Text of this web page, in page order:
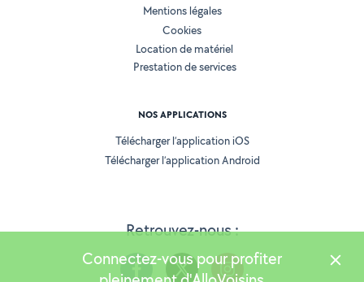
Retrouvez-nous :
Mentions légales
Cookies
Location de matériel
Prestation de services
NOS APPLICATIONS
Télécharger l’application iOS
Télécharger l’application Android
Connectez-vous pour profiter